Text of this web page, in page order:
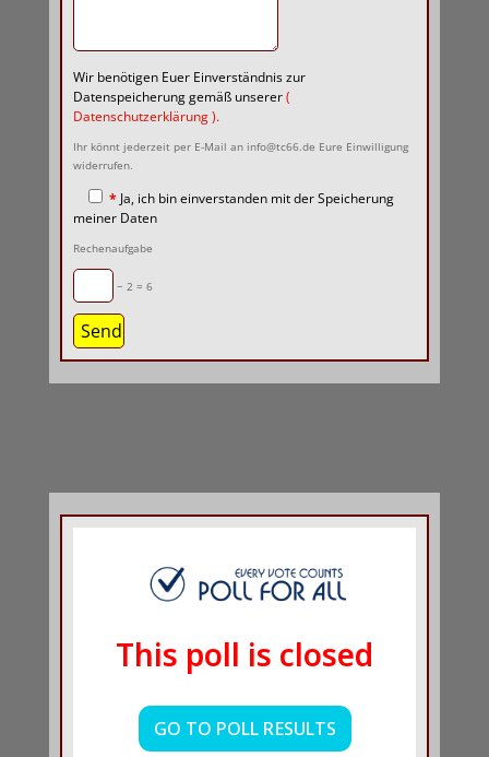
Wir benötigen Euer Einverständnis zur
Datenspeicherung gemäß unserer(
Datenschutzerklärung).
Ihr könnt jederzeit per E-Mail an info@tc66.de Eure Einwilligung
widerrufen.
* Ja, ich bin einverstanden mit der Speicherung
meiner Daten
Rechenaufgabe
− 2 = 6